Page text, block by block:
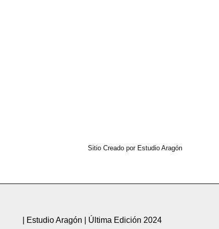
Sitio Creado por Estudio Aragón
| Estudio Aragón | Última Edición 2024